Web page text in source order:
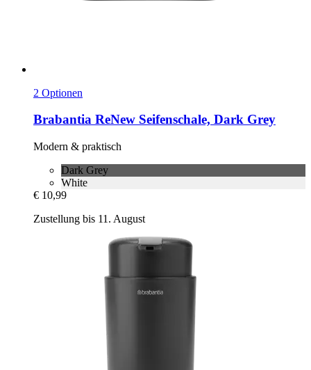
2 Optionen
Brabantia ReNew Seifenschale, Dark Grey
Modern & praktisch
Dark Grey
White
€ 10,99
Zustellung bis 11. August